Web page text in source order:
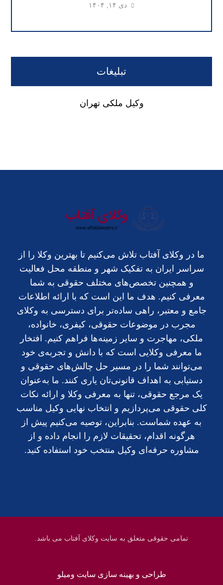
دی ۱۴, ۱۴۰۴
تبلیغات
وکیل ملکی تهران
ما در وکلای آفتاب تلاش می‌کنیم تا بهترین وکلا را از
سراسر ایران به تفکیک شهر و منطقه محل فعالیت
و همچنین تخصص‌های مختلف حقوقی به شما
معرفی کنیم. هدف ما این است که با ارائه اطلاعات
جامع و معتبر، راهی ساده‌تر برای دسترسی به وکلای
مجرب در موضوعات حقوقی، کیفری، خانواده،
ملکی، مهاجرت و سایر زمینه‌ها فراهم کنیم. افتخار
ما معرفی وکلایی است که با دانش و تجربه‌ی خود
می‌توانند شما را در مسیر حل چالش‌های حقوقی و
دستیابی به اهداف قانونی‌تان یاری کنند. ما به‌عنوان
یک مرجع حقوقی، تنها به معرفی وکلا و ارائه نکات
کلی حقوقی می‌پردازیم و انتخاب نهایی وکیل مناسب
به عهده شماست. بنابراین، توصیه می‌کنیم پیش از
هرگونه اقدام، تحقیقات لازم را انجام داده و از
مشاوره حرفه‌ای وکیل منتخب خود استفاده کنید.
تمامی حقوقی متعلق به سایت وکلای آفتاب می باشد.
طراحی و بهینه سازی سایت ومیلو